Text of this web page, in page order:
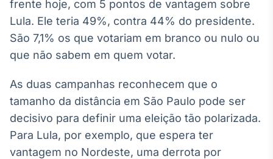
IA
BroadFast
Em breve
frente hoje, com 5 pontos de vantagem sobre
Lula. Ele teria 49%, contra 44% do presidente.
São 7,1% os que votariam em branco ou nulo ou
que não sabem em quem votar.
As duas campanhas reconhecem que o
tamanho da distância em São Paulo pode ser
decisivo para definir uma eleição tão polarizada.
Para Lula, por exemplo, que espera ter
vantagem no Nordeste, uma derrota por